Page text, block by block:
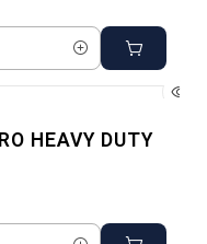
HEAVY DUTY